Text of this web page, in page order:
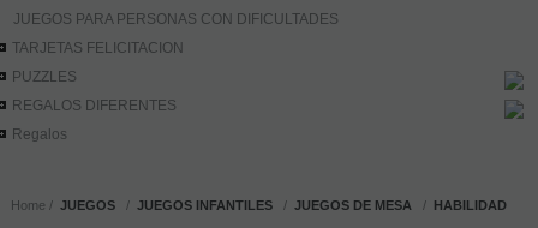
JUEGOS PARA PERSONAS CON DIFICULTADES
TARJETAS FELICITACION
PUZZLES
REGALOS DIFERENTES
Regalos
Home JUEGOS JUEGOS INFANTILES JUEGOS DE MESA HABILIDAD